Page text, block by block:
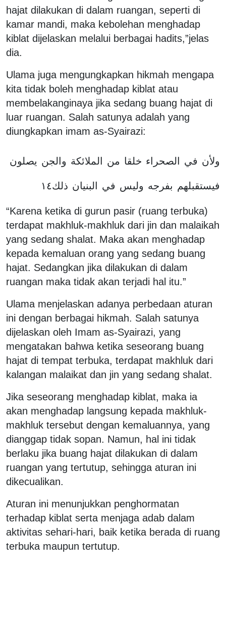
hajat dilakukan di dalam ruangan, seperti di
kamar mandi, maka kebolehan menghadap
kiblat dijelaskan melalui berbagai hadits,”jelas
dia.
Ulama juga mengungkapkan hikmah mengapa
kita tidak boleh menghadap kiblat atau
membelakanginaya jika sedang buang hajat di
luar ruangan. Salah satunya adalah yang
diungkapkan imam as-Syairazi:
ولأن في الصحراء خلقا من الملائكة والجن يصلون
فيستقبلهم بفرجه وليس في البنيان ذلك١٤
“Karena ketika di gurun pasir (ruang terbuka)
terdapat makhluk-makhluk dari jin dan malaikah
yang sedang shalat. Maka akan menghadap
kepada kemaluan orang yang sedang buang
hajat. Sedangkan jika dilakukan di dalam
ruangan maka tidak akan terjadi hal itu.”
Ulama menjelaskan adanya perbedaan aturan
ini dengan berbagai hikmah. Salah satunya
dijelaskan oleh Imam as-Syairazi, yang
mengatakan bahwa ketika seseorang buang
hajat di tempat terbuka, terdapat makhluk dari
kalangan malaikat dan jin yang sedang shalat.
Jika seseorang menghadap kiblat, maka ia
akan menghadap langsung kepada makhluk-
makhluk tersebut dengan kemaluannya, yang
dianggap tidak sopan. Namun, hal ini tidak
berlaku jika buang hajat dilakukan di dalam
ruangan yang tertutup, sehingga aturan ini
dikecualikan.
Aturan ini menunjukkan penghormatan
terhadap kiblat serta menjaga adab dalam
aktivitas sehari-hari, baik ketika berada di ruang
terbuka maupun tertutup.